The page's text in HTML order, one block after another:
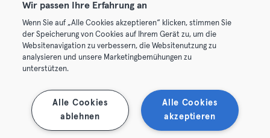
© 2026 Urban Sports Group GmbH. All rights reserved.
Terms & Conditions
Terminate contracts here Withdraw contracts here
Wir passen Ihre Erfahrung an
Wenn Sie auf „Alle Cookies akzeptieren“ klicken, stimmen Sie
der Speicherung von Cookies auf Ihrem Gerät zu, um die
Websitenavigation zu verbessern, die Websitenutzung zu
analysieren und unsere Marketingbemühungen zu
unterstützen.
Alle Cookies
akzeptieren
Alle Cookies
ablehnen